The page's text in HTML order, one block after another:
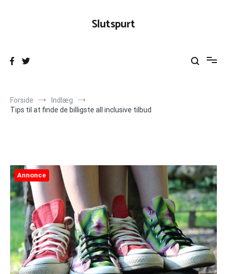
Slutspurt
Forside
Indlæg
Tips til at finde de billigste all inclusive tilbud
Annonce